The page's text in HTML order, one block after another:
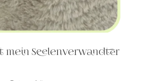
mein Seelenverwandter